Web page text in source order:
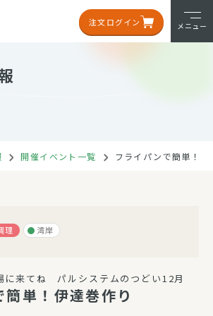
注文ログイン メニュー
開催イベント一覧 フライパンで簡単！伊
理 湾岸
来てね パルシステムのつどい12月
単！伊達巻作り